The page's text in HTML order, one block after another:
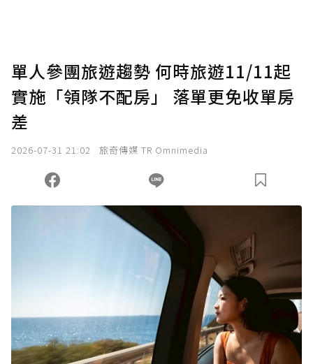
確認送出
您當前剩餘 U 利點數：0點；前往 購買點數
單人參團旅遊趨勢 何時旅遊11/11起
實施「領隊不配房」 落單更免收單房
差
2026-07-31 21:02 旅奇傳媒 TR Omnimedia